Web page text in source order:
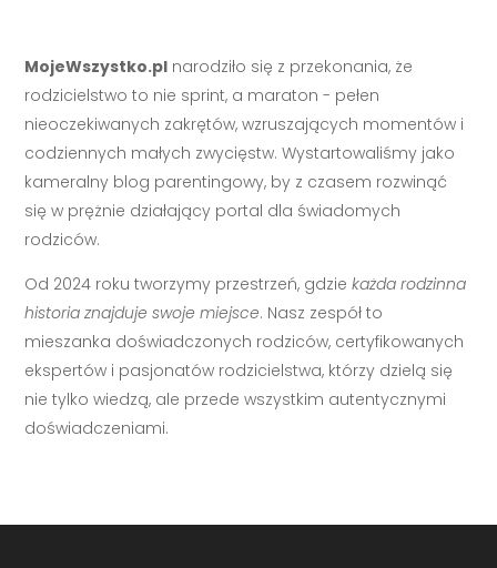
MojeWszystko.pl narodziło się z przekonania, że
rodzicielstwo to nie sprint, a maraton - pełen
nieoczekiwanych zakrętów, wzruszających momentów i
codziennych małych zwycięstw. Wystartowaliśmy jako
kameralny blog parentingowy, by z czasem rozwinąć
się w prężnie działający portal dla świadomych
rodziców.
Od 2024 roku tworzymy przestrzeń, gdziekażda rodzinna
historia znajduje swoje miejsce. Nasz zespół to
mieszanka doświadczonych rodziców, certyfikowanych
ekspertów i pasjonatów rodzicielstwa, którzy dzielą się
nie tylko wiedzą, ale przede wszystkim autentycznymi
doświadczeniami.